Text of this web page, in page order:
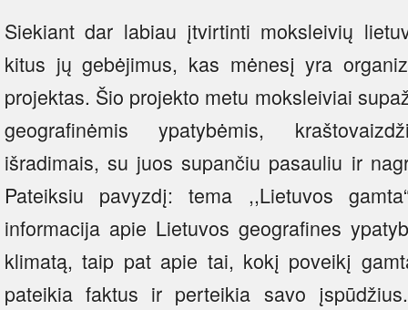
Siekiant dar labiau įtvirtinti moksleivių
kitus jų gebėjimus, kas mėnesį yra
projektas. Šio projekto metu moksleiviai
geografinėmis ypatybėmis,
išradimais, su juos supančiu pasauliu ir
Pateiksiu pavyzdį: tema ,,Lietuvos
informacija apie Lietuvos geografines
klimatą, taip pat apie tai, kokį poveikį
pateikia faktus ir perteikia savo